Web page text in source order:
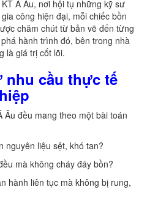
Á Âu, nơi hội tụ những kỹ sư
công hiện đại, mỗi chiếc bồn
chăm chút từ bản vẽ đến từng
hành trình đó, bên trong nhà
là giá trị cốt lõi.
nhu cầu thực tế
Âu đều mang theo một bài toán
nguyên liệu sệt, khó tan?
mà không cháy đáy bồn?
hành liên tục mà không bị rung,